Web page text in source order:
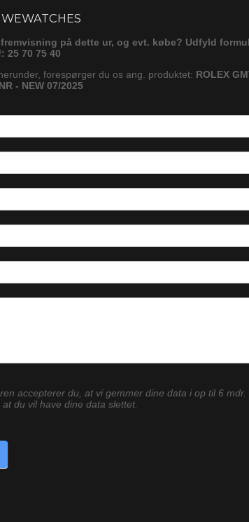
på dette ur, og evt. købe? Udfyld
25 70 75 40
forespørger du os ang. produktet: ROLEX
- NEW 07/2025
accepterer du, at vi gemmer dine data i op til 6 mdr.
du vil have dine data slettet.